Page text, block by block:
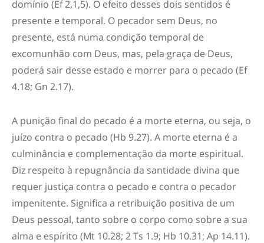
domínio (Ef 2.1,5). O efeito desses dois sentidos é
presente e temporal. O pecador sem Deus, no
presente, está numa condição temporal de
excomunhão com Deus, mas, pela graça de Deus,
poderá sair desse estado e morrer para o pecado (Ef
4.18; Gn 2.17).
A punição final do pecado é a morte eterna, ou seja, o
juízo contra o pecado (Hb 9.27). A morte eterna é a
culminância e complementação da morte espiritual.
Diz respeito à repugnância da santidade divina que
requer justiça contra o pecado e contra o pecador
impenitente. Significa a retribuição positiva de um
Deus pessoal, tanto sobre o corpo como sobre a sua
alma e espírito (Mt 10.28; 2 Ts 1.9; Hb 10.31; Ap 14.11).